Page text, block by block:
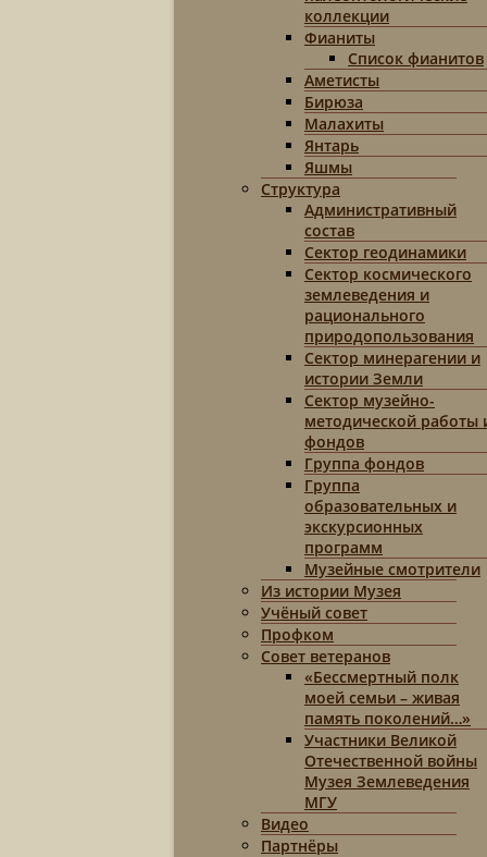
коллекции
Фианиты
Список фианитов
Аметисты
Бирюза
Малахиты
Янтарь
Яшмы
Структура
Административный
состав
Сектор геодинамики
Сектор космического
землеведения и
рационального
природопользования
Сектор минерагении и
истории Земли
Сектор музейно-
методической работы
фондов
Группа фондов
Группа
образовательных и
экскурсионных
программ
Музейные смотрители
Из истории Музея
Учёный совет
Профком
Совет ветеранов
«Бессмертный полк
моей семьи – живая
память поколений…»
Участники Великой
Отечественной войны
Музея Землеведения
МГУ
Видео
Партнёры